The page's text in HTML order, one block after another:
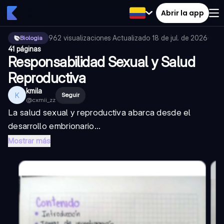
Abrir la app
Biologia 962 visualizaciones·Actualizado 18 de jul. de 2026·
41 páginas
Responsabilidad Sexual y Salud
Reproductiva
K kmila
@cxmii_zz
Seguir
La salud sexual y reproductiva abarca desde el
desarrollo embrionario...
Mostrar más